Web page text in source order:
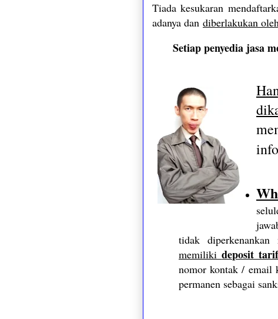
Tiada kesukaran
adanya dan diberlakukan
Setiap penyedia jasa
tidak
memilikideposit tarif
nomor kontak / email
permanen sebagai